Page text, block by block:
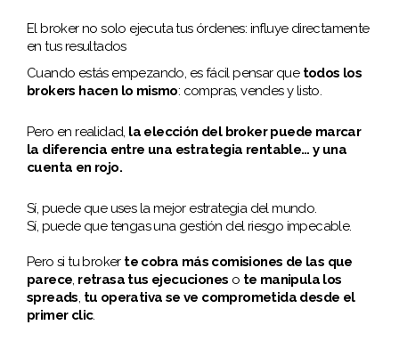
El broker no solo ejecuta tus órdenes: influye directamente
en tus resultados
Cuando estás empezando, es fácil pensar que todos los
brokers hacen lo mismo: compras, vendes y listo.
Pero en realidad, la elección del broker puede marcar
la diferencia entre una estrategia rentable… y una
cuenta en rojo.
Sí, puede que uses la mejor estrategia del mundo.
Sí, puede que tengas una gestión del riesgo impecable.
Pero si tu broker te cobra más comisiones de las que
parece, retrasa tus ejecuciones o te manipula los
spreads, tu operativa se ve comprometida desde el
primer clic.